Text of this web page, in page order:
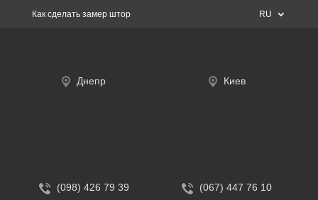
Как сделать замер штор RU
Днепр
(098) 426 79 39
Киев
(067) 447 76 10